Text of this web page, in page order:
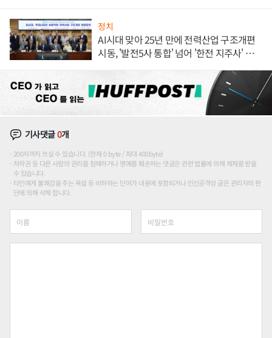
정치
AI시대 맞아 25년 만에 전력산업 구조개편
시동, '발전5사 통합' 넘어 '한전 지주사' 재편
기사댓글0개
200자까지 쓰실 수 있습니다. (현재 0 byte / 최대 400byte)
저작권 등 다른 사람의 권리를 침해하거나 명예를 훼손하는 댓글은 관련 법률에 의해 제재를 받을
수 있습니다.
타인에게 불쾌감을 주는 욕설 등 비하하는 단어가 내용에 포함되거나 인신공격성 글은 관리자의 판
단에 의해 삭제 합니다.